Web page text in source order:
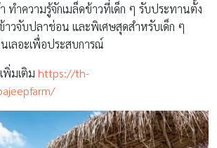
ทำความรู้จักเมล็ดข้าวที่เด็ก ๆ รับประทานตั้ง
าวจับปลาช่อน และพิเศษสุดสำหรับเด็ก ๆ
เลอะเพื่อประสบการณ์
พิ่มเติม https://th-